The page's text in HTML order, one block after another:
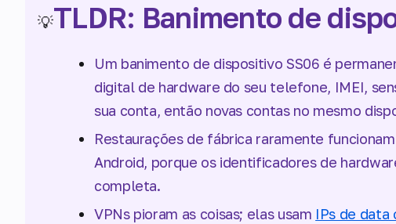
💡TLDR: Banimento de
Um banimento de dispositivo SS06 é
digital de hardware do seu telefone, IMEI,
sua conta, então novas contas no mesmo
Restaurações de fábrica raramente
Android, porque os identificadores de
completa.
VPNs pioram as coisas; elas usam IPs de data